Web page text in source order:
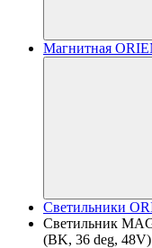
Магнитная
Светильники
Светильник
(BK, 36 deg,